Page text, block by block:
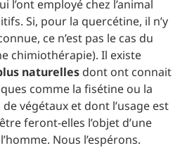
l’ont employé chez l’animal
Si, pour la quercétine, il n’y
ce n’est pas le cas du
chimiothérapie). Il existe
naturelles dont ont connait
comme la fisétine ou la
végétaux et dont l’usage est
feront-elles l’objet d’une
Nous l’espérons.